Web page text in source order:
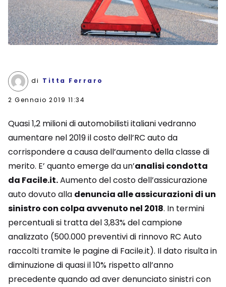
di Titta Ferraro
2 Gennaio 2019 11:34
Quasi 1,2 milioni di automobilisti italiani vedranno
aumentare nel 2019 il costo dell’RC auto da
corrispondere a causa dell’aumento della classe di
merito. E’ quanto emerge da un’analisi condotta
da Facile.it.Aumento del costo dell’assicurazione
auto dovuto alla denuncia alle assicurazioni di un
sinistro con colpa avvenuto nel 2018. In termini
percentuali si tratta del 3,83% del campione
analizzato (500.000 preventivi di rinnovo RC Auto
raccolti tramite le pagine di Facile.it). Il dato risulta in
diminuzione di quasi il 10% rispetto all’anno
precedente quando ad aver denunciato sinistri con